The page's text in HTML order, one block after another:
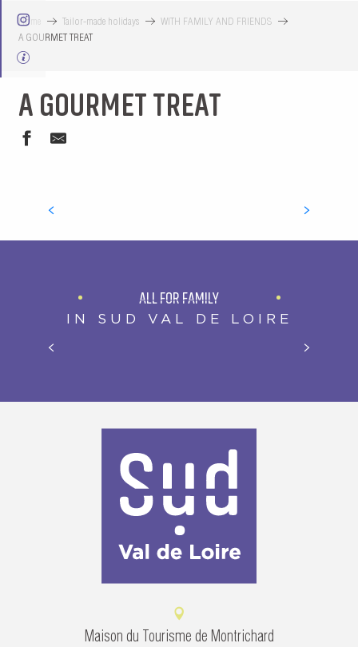
Home Tailor-made holidays
WITH FAMILY AND FRIENDS
A GOURMET TREAT
A GOURMET TREAT
L'ATELIER ST MICHEL
ALL FOR FAMILY
IN SUD VAL DE LOIRE
ZOOPARC DE BEAUVAL: READY FOR THE ADVENTURE ?
Maison du Tourisme de Montrichard